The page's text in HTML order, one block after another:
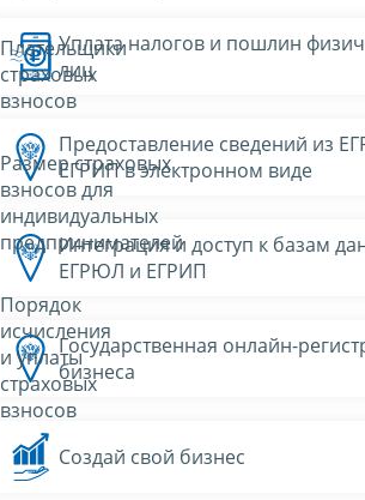
Плательщики
страховых
взносов
Размер страховых
взносов для
индивидуальных
предпринимателей
Порядок
исчисления
и уплаты
страховых
взносов
Уплата налогов и пошлин
лиц
Предоставление сведений из
ЕГРИП в электронном виде
Интеграция и доступ к базам
ЕГРЮЛ и ЕГРИП
Государственная онлайн-
бизнеса
Создай свой бизнес